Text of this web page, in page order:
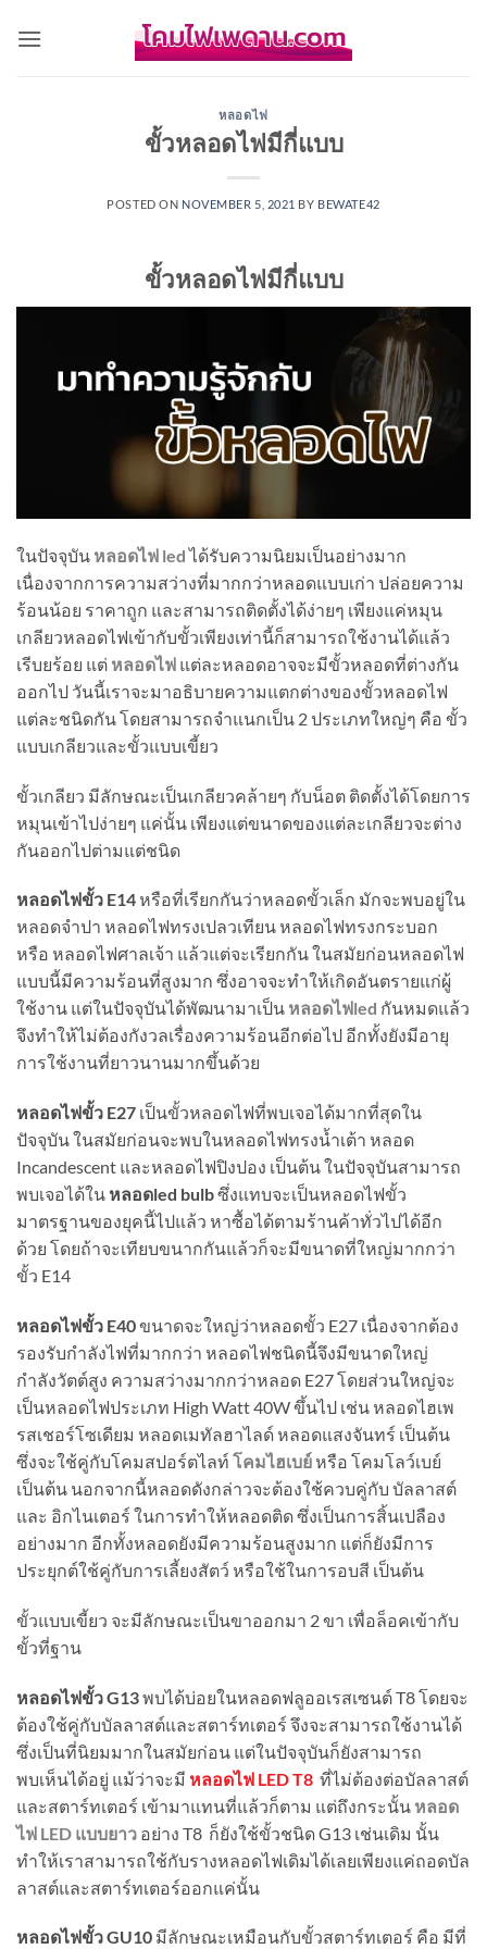
หลอดไฟ
ขั้วหลอดไฟมีกี่แบบ
POSTED ON NOVEMBER 5, 2021 BY BEWATE42
ขั้วหลอดไฟมีกี่แบบ
ในปัจจุบัน หลอดไฟ ledได้รับความนิยมเป็นอย่างมาก
เนื่องจากการความสว่างที่มากกว่าหลอดแบบเก่า ปล่อยความ
ร้อนน้อย ราคาถูก และสามารถติดตั้งได้ง่ายๆ เพียงแค่หมุน
เกลียวหลอดไฟเข้ากับขั้วเพียงเท่านี้ก็สามารถใช้งานได้แล้ว
เรีบยร้อย แต่ หลอดไฟ แต่ละหลอดอาจจะมีขั้วหลอดที่ต่างกัน
ออกไป วันนี้เราจะมาอธิบายความแตกต่างของขั้วหลอดไฟ
แต่ละชนิดกัน โดยสามารถจำแนกเป็น 2 ประเภทใหญ่ๆ คือ ขั้ว
แบบเกลียวและขั้วแบบเขี้ยว
ขั้วเกลียว มีลักษณะเป็นเกลียวคล้ายๆ กับน็อต ติดตั้งได้โดยการ
หมุนเข้าไปง่ายๆ แค่นั้น เพียงแต่ขนาดของแต่ละเกลียวจะต่าง
กันออกไปต่ามแต่ชนิด
หลอดไฟขั้ว E14หรือที่เรียกกันว่าหลอดขั้วเล็ก มักจะพบอยู่ใน
หลอดจำปา หลอดไฟทรงเปลวเทียน หลอดไฟทรงกระบอก
หรือ หลอดไฟศาลเจ้า แล้วแต่จะเรียกกัน ในสมัยก่อนหลอดไฟ
แบบนี้มีความร้อนที่สูงมาก ซึ่งอาจจะทำให้เกิดอันตรายแก่ผู้
ใช้งาน แต่ในปัจจุบันได้พัฒนามาเป็น หลอดไฟled กันหมดแล้ว
จึงทำให้ไม่ต้องกังวลเรื่องความร้อนอีกต่อไป อีกทั้งยังมีอายุ
การใช้งานที่ยาวนานมากขึ้นด้วย
หลอดไฟขั้ว E27 เป็นขั้วหลอดไฟที่พบเจอได้มากที่สุดใน
ปัจจุบัน ในสมัยก่อนจะพบในหลอดไฟทรงน้ำเต้า หลอด
Incandescent และหลอดไฟปิงปอง เป็นต้น ในปัจจุบันสามารถ
พบเจอได้ใน หลอดled bulbซึ่งแทบจะเป็นหลอดไฟขั้ว
มาตรฐานของยุคนี้ไปแล้ว หาซื้อได้ตามร้านค้าทั่วไปได้อีก
ด้วย โดยถ้าจะเทียบขนากกันแล้วก็จะมีขนาดที่ใหญ่มากกว่า
ขั้ว E14
หลอดไฟขั้ว E40ขนาดจะใหญ่ว่าหลอดขั้ว E27 เนื่องจากต้อง
รองรับกำลังไฟที่มากกว่า หลอดไฟชนิดนี้จึงมีขนาดใหญ่
กำลังวัตต์สูง ความสว่างมากกว่าหลอด E27 โดยส่วนใหญ่จะ
เป็นหลอดไฟประเภท High Watt 40W ขึ้นไป เช่น หลอดไฮเพ
รสเชอร์โซเดียม หลอดเมทัลฮาไลด์ หลอดแสงจันทร์ เป็นต้น
ซึ่งจะใช้คู่กับโคมสปอร์ตไลท์ โคมไฮเบย์หรือ โคมโลว์เบย์
เป็นต้น นอกจากนี้หลอดดังกล่าวจะต้องใช้ควบคู่กับ บัลลาสต์
และ อิกไนเตอร์ ในการทำให้หลอดติด ซึ่งเป็นการสิ้นเปลือง
อย่างมาก อีกทั้งหลอดยังมีความร้อนสูงมาก แต่ก็ยังมีการ
ประยุกต์ใช้คู่กับการเลี้ยงสัตว์ หรือใช้ในการอบสี เป็นต้น
ขั้วแบบเขี้ยว จะมีลักษณะเป็นขาออกมา 2 ขา เพื่อล็อคเข้ากับ
ขั้วที่ฐาน
หลอดไฟขั้ว G13พบได้บ่อยในหลอดฟลูออเรสเซนต์ T8 โดยจะ
ต้องใช้คู่กับบัลลาสต์และสตาร์ทเตอร์ จึงจะสามารถใช้งานได้
ซึ่งเป็นที่นิยมมากในสมัยก่อน แต่ในปัจจุบันก็ยังสามารถ
พบเห็นได้อยู่ แม้ว่าจะมี หลอดไฟ LED T8 ที่ไม่ต้องต่อบัลลาสต์
และสตาร์ทเตอร์ เข้ามาแทนที่แล้วก็ตาม แต่ถึงกระนั้น หลอด
ไฟ LED แบบยาว อย่าง T8 ก็ยังใช้ขั้วชนิด G13 เช่นเดิม นั้น
ทำให้เราสามารถใช้กับรางหลอดไฟเดิมได้เลยเพียงแค่ถอดบัล
ลาสต์และสตาร์ทเตอร์ออกแค่นั้น
หลอดไฟขั้ว GU10 มีลักษณะเหมือนกับขั้วสตาร์ทเตอร์ คือ มีที่